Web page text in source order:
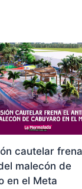
cautelar
malecón de
en el Meta